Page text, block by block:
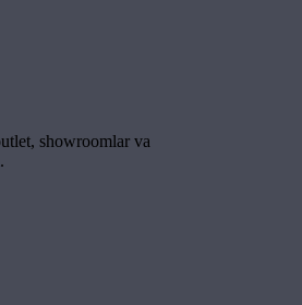
showroomlar va